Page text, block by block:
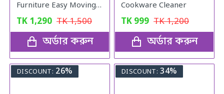
Furniture Easy Moving Tool Set, Heavy Furniture Moving & Lifting System
TK 1,290 TK1,500
অর্ডার করুন
Cookware Cleaner
TK 999 TK1,200
অর্ডার করুন
DISCOUNT: 26% DISCOUNT: 34%